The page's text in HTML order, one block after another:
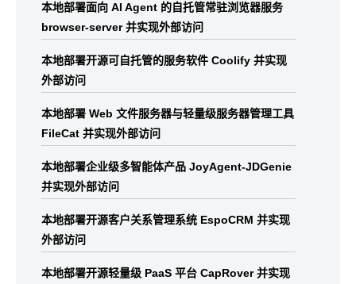
本地部署面向 AI Agent 的自托管常驻浏览器服务
browser-server 并实现外部访问
本地部署开源可自托管的服务软件 Coolify 并实现
外部访问
本地部署 Web 文件服务器与轻量级服务器管理工具
FileCat 并实现外部访问
本地部署企业级多智能体产品 JoyAgent-JDGenie
并实现外部访问
本地部署开源客户关系管理系统 EspoCRM 并实现
外部访问
本地部署开源轻量级 PaaS 平台 CapRover 并实现